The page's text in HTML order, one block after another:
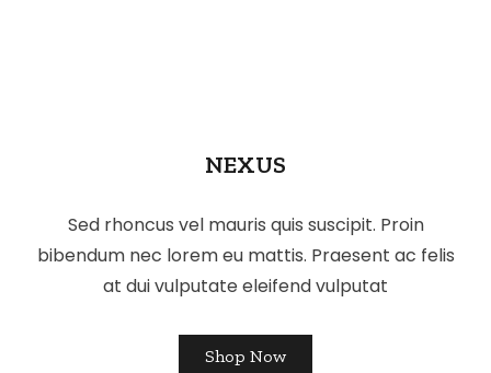
NEXUS
Sed rhoncus vel mauris quis suscipit. Proin
bibendum nec lorem eu mattis. Praesent ac felis
at dui vulputate eleifend vulputat
Shop Now